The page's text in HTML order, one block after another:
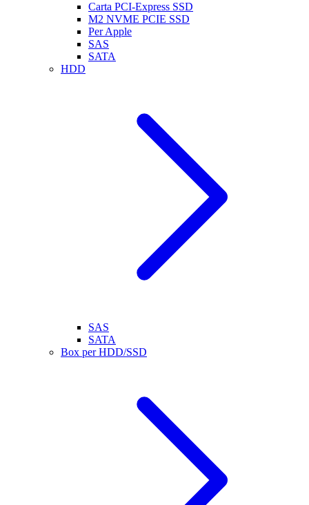
Carta PCI-Express SSD
M2 NVME PCIE SSD
Per Apple
SAS
SATA
HDD
SAS
SATA
Box per HDD/SSD